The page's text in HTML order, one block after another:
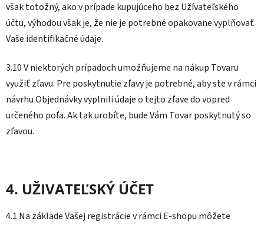
však totožný, ako v prípade kupujúceho bez Užívateľského
účtu, výhodou však je, že nie je potrebné opakovane vyplňovať
Vaše identifikačné údaje.
3.10 V niektorých prípadoch umožňujeme na nákup Tovaru
využiť zľavu. Pre poskytnutie zľavy je potrebné, aby ste v rámci
návrhu Objednávky vyplnili údaje o tejto zľave do vopred
určeného poľa. Ak tak urobíte, bude Vám Tovar poskytnutý so
zľavou.
4. UŽIVATEĽSKÝ ÚČET
4.1 Na základe Vašej registrácie v rámci E-shopu môžete